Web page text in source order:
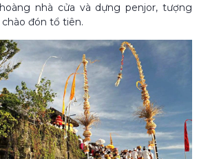
nhà cửa và dựng penjor, tượng
đón tổ tiên.